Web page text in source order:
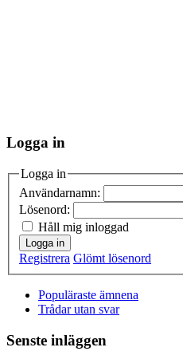
Logga in
Logga in
Användarnamn:
Lösenord:
Håll mig inloggad
Logga in
Registrera Glömt lösenord
Populäraste ämnena
Trådar utan svar
Senste inläggen